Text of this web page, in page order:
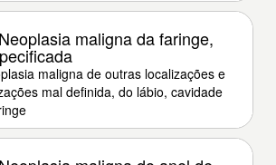
maligna da faringe,
maligna de outras localizações e
mal definida, do lábio, cavidade